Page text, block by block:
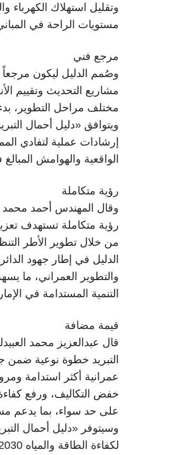
وتقليل استهلاك الكهرباء
مستويات الراحة في
مرجع فني
وصُمم الدليل ليكون مرجعاً
مشاريع التحديث وتقييم
مختلف مراحل التطوير،
إرشادات عملية لتفادي
الواقعية والهوامش
رؤية متكاملة
وقال المهندس أحمد محمد
رؤية متكاملة تستهدف
من خلال تطوير الأطر
الدليل في إطار جهود
والتطوير العمراني، ما
التنمية المستدامة في
قيمة مضافة
قال عبدالعزيز محمد
التبريد خطوة نوعية ضمن
عمرانية أكثر استدامة
خفض التكاليف، ورفع
على حد سواء، بما يدعم
وسيتوفر «دليل أحمال